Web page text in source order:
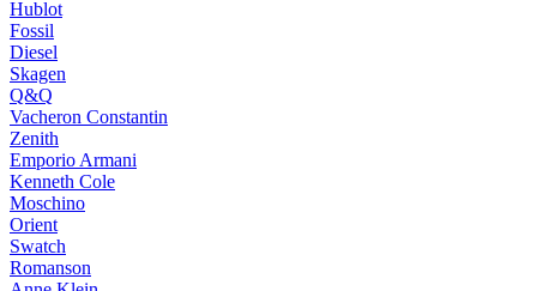
Hublot
Fossil
Diesel
Skagen
Q&Q
Vacheron Constantin
Zenith
Emporio Armani
Kenneth Cole
Moschino
Orient
Swatch
Romanson